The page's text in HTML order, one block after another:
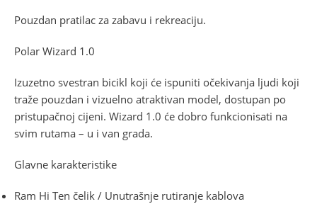
Pouzdan pratilac za zabavu i rekreaciju.
Polar Wizard 1.0
Izuzetno svestran bicikl koji će ispuniti očekivanja ljudi koji
traže pouzdan i vizuelno atraktivan model, dostupan po
pristupačnoj cijeni. Wizard 1.0 će dobro funkcionisati na
svim rutama – u i van grada.
Glavne karakteristike
Ram Hi Ten čelik / Unutrašnje rutiranje kablova